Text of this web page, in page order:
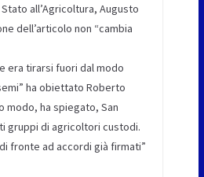
all’Agricoltura, Augusto
dell’articolo non “cambia
era tirarsi fuori dal modo
ha obiettato Roberto
modo, ha spiegato, San
gruppi di agricoltori custodi.
fronte ad accordi già firmati”